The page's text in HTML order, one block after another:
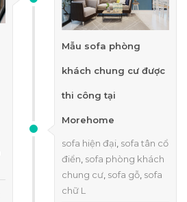
Mẫu sofa phòng
khách chung cư được
thi công tại
Morehome
sofa hiện đại sofa tân cổ
điển sofa phòng khách
chung cư sofa gỗ sofa
chữ L